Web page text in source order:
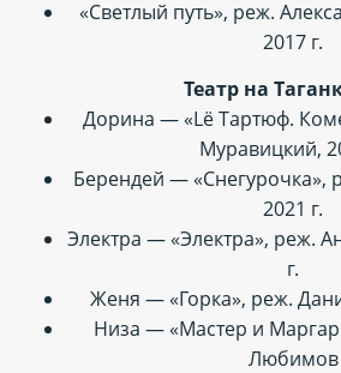
«Светлый путь», реж.
2017 г.
Театр на
Дорина — «Lё Тартюф.
Муравицкий,
Берендей — «Снегурочка»,
2021 г.
Электра — «Электра», реж.
г.
Женя — «Горка», реж.
Низа — «Мастер и
Любимов